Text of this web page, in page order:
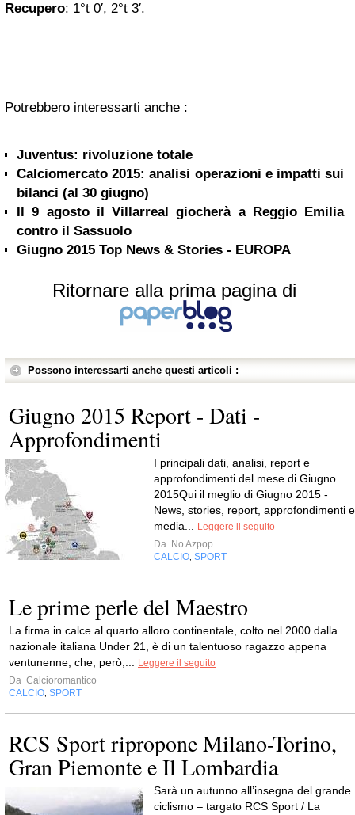
Recupero: 1°t 0′, 2°t 3′.
Potrebbero interessarti anche :
Juventus: rivoluzione totale
Calciomercato 2015: analisi operazioni e impatti sui
bilanci (al 30 giugno)
Il 9 agosto il Villarreal giocherà a Reggio Emilia
contro il Sassuolo
Giugno 2015 Top News & Stories - EUROPA
Ritornare alla prima pagina di
Possono interessarti anche questi articoli :
Giugno 2015 Report - Dati -
Approfondimenti
I principali dati, analisi, report e
approfondimenti del mese di Giugno
2015Qui il meglio di Giugno 2015 -
News, stories, report, approfondimenti e
media...
Leggere il seguito
Da No Azpop
CALCIO SPORT
Le prime perle del Maestro
La firma in calce al quarto alloro continentale, colto nel 2000 dalla
nazionale italiana Under 21, è di un talentuoso ragazzo appena
ventunenne, che, però,...
Leggere il seguito
Da Calcioromantico
CALCIO SPORT
RCS Sport ripropone Milano-Torino,
Gran Piemonte e Il Lombardia
Sarà un autunno all’insegna del grande
ciclismo – targato RCS Sport / La